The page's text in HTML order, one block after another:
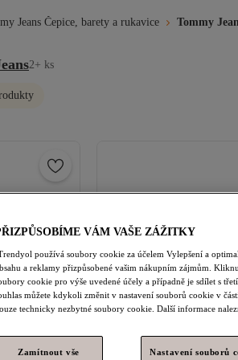
Jeans Čepice, barety a rukavice Tommy
2+ ks
VÁM VAŠE ZÁŽITKY
používá soubory cookie za účelem Vylepšení a
a reklamy přizpůsobené vašim nákupním zájmům.
cookie pro výše uvedené účely a případně je sdílet s
můžete kdykoli změnit v nastavení souborů cookie v
technicky nezbytné soubory cookie. Další informace
Zamítnout vše Nastavení souborů